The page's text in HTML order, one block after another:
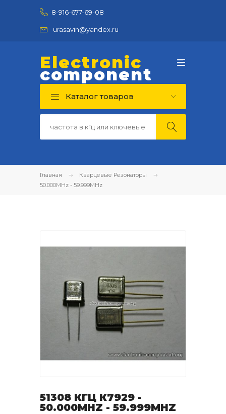
8-916-677-69-08
urasavin@yandex.ru
Electronic
component
Каталог товаров
Главная
Кварцевые Резонаторы
50.000MHz - 59.999MHz
51308 КГЦ К7929 -
50.000MHZ - 59.999MHZ